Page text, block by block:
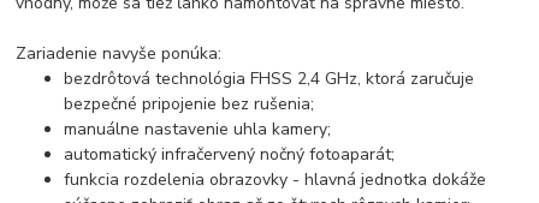
Zariadenie navyše ponúka:
bezdrôtová technológia FHSS 2,4 GHz, ktorá zaručuje
bezpečné pripojenie bez rušenia;
manuálne nastavenie uhla kamery;
automatický infračervený nočný fotoaparát;
funkcia rozdelenia obrazovky - hlavná jednotka dokáže